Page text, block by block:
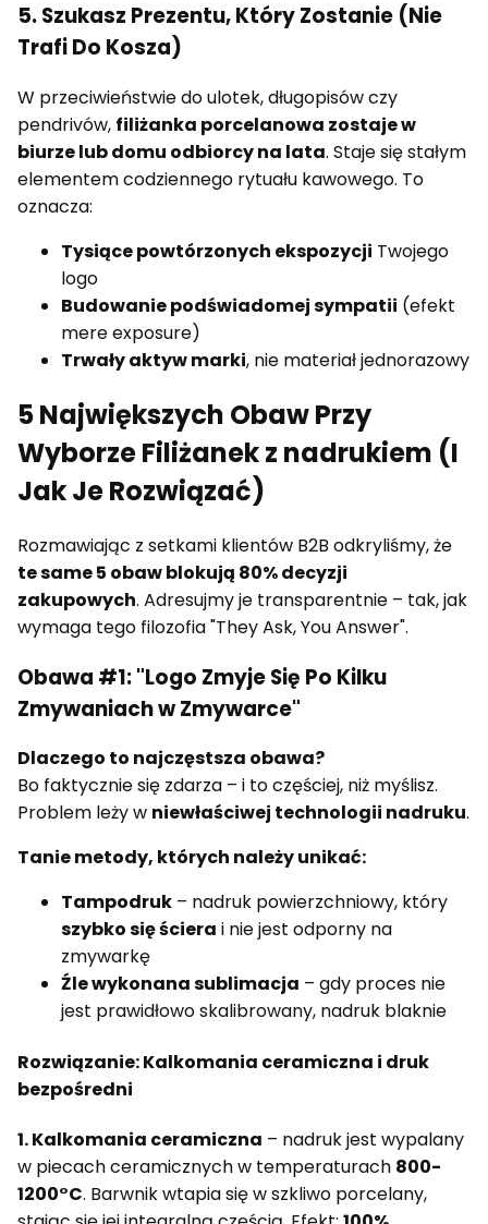
5. Szukasz Prezentu, Który Zostanie (Nie
Trafi Do Kosza)
W przeciwieństwie do ulotek, długopisów czy
pendrivów, filiżanka porcelanowa zostaje w
biurze lub domu odbiorcy na lata. Staje się stałym
elementem codziennego rytuału kawowego. To
oznacza:
Tysiące powtórzonych ekspozycji Twojego
logo
Budowanie podświadomej sympatii (efekt
mere exposure)
Trwały aktyw marki, nie materiał jednorazowy
5 Największych Obaw Przy
Wyborze Filiżanek z nadrukiem (I
Jak Je Rozwiązać)
Rozmawiając z setkami klientów B2B odkryliśmy, że
te same 5 obaw blokują 80% decyzji
zakupowych. Adresujmy je transparentnie – tak, jak
wymaga tego filozofia "They Ask, You Answer".
Obawa #1: "Logo Zmyje Się Po Kilku
Zmywaniach w Zmywarce"
Dlaczego to najczęstsza obawa?
Bo faktycznie się zdarza – i to częściej, niż myślisz.
Problem leży w niewłaściwej technologii nadruku.
Tanie metody, których należy unikać:
Tampodruk – nadruk powierzchniowy, który
szybko się ściera i nie jest odporny na
zmywarkę
Źle wykonana sublimacja – gdy proces nie
jest prawidłowo skalibrowany, nadruk blaknie
Rozwiązanie: Kalkomania ceramiczna i druk
bezpośredni
1. Kalkomania ceramiczna – nadruk jest wypalany
w piecach ceramicznych w temperaturach 800-
1200°C. Barwnik wtapia się w szkliwo porcelany,